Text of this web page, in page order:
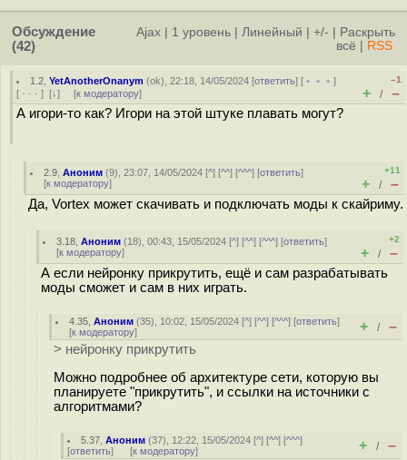
Обсуждение
(42)
Ajax 1 уровень Линейный +/-
Раскрыть
всё
RSS
1.2 ,YetAnotherOnanym (ok), 22:18, 14/05/2024 [ответить] [ ﹢﹢﹢]
[ · · · ] [↓] [к модератору]
–1
+ / –
А игори-то как? Игори на этой штуке плавать могут?
2.9 ,Аноним (9), 23:07, 14/05/2024 [^] [^^] [^^^] [ответить]
[к модератору]
+11
+ / –
Да, Vortex может скачивать и подключать моды к скайриму.
3.18 ,Аноним (18), 00:43, 15/05/2024 [^] [^^] [^^^] [ответить]
[к модератору]
+2
+ / –
А если нейронку прикрутить, ещё и сам разрабатывать
моды сможет и сам в них играть.
4.35 ,Аноним (35), 10:02, 15/05/2024 [^] [^^] [^^^] [ответить]
[к модератору] + / –
> нейронку прикрутить
Можно подробнее об архитектуре сети, которую вы
планируете "прикрутить", и ссылки на источники с
алгоритмами?
5.37 ,Аноним (37), 12:22, 15/05/2024 [^] [^^] [^^^]
[ответить] [к модератору] + / –